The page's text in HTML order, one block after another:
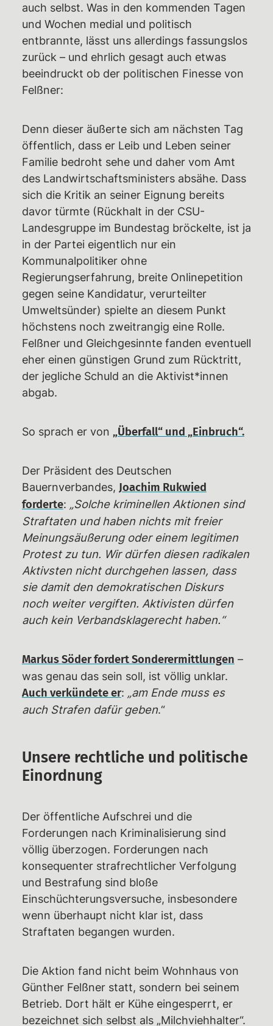
auch selbst. Was in den kommenden Tagen
und Wochen medial und politisch
entbrannte, lässt uns allerdings fassungslos
zurück – und ehrlich gesagt auch etwas
beeindruckt ob der politischen Finesse von
Felßner:
Denn dieser äußerte sich am nächsten Tag
öffentlich, dass er Leib und Leben seiner
Familie bedroht sehe und daher vom Amt
des Landwirtschaftsministers absähe. Dass
sich die Kritik an seiner Eignung bereits
davor türmte (Rückhalt in der CSU-
Landesgruppe im Bundestag bröckelte, ist ja
in der Partei eigentlich nur ein
Kommunalpolitiker ohne
Regierungserfahrung, breite Onlinepetition
gegen seine Kandidatur, verurteilter
Umweltsünder) spielte an diesem Punkt
höchstens noch zweitrangig eine Rolle.
Felßner und Gleichgesinnte fanden eventuell
eher einen günstigen Grund zum Rücktritt,
der jegliche Schuld an die Aktivist*innen
abgab.
So sprach er von „Überfall“ und „Einbruch“.
Der Präsident des Deutschen
Bauernverbandes, Joachim Rukwied
forderte: „Solche kriminellen Aktionen sind
Straftaten und haben nichts mit freier
Meinungsäußerung oder einem legitimen
Protest zu tun. Wir dürfen diesen radikalen
Aktivsten nicht durchgehen lassen, dass
sie damit den demokratischen Diskurs
noch weiter vergiften. Aktivisten dürfen
auch kein Verbandsklagerecht haben.“
Markus Söder fordert Sonderermittlungen –
was genau das sein soll, ist völlig unklar.
Auch verkündete er: „am Ende muss es
auch Strafen dafür geben.“
Unsere rechtliche und politische
Einordnung
Der öffentliche Aufschrei und die
Forderungen nach Kriminalisierung sind
völlig überzogen. Forderungen nach
konsequenter strafrechtlicher Verfolgung
und Bestrafung sind bloße
Einschüchterungsversuche, insbesondere
wenn überhaupt nicht klar ist, dass
Straftaten begangen wurden.
Die Aktion fand nicht beim Wohnhaus von
Günther Felßner statt, sondern bei seinem
Betrieb. Dort hält er Kühe eingesperrt, er
bezeichnet sich selbst als „Milchviehhalter“.